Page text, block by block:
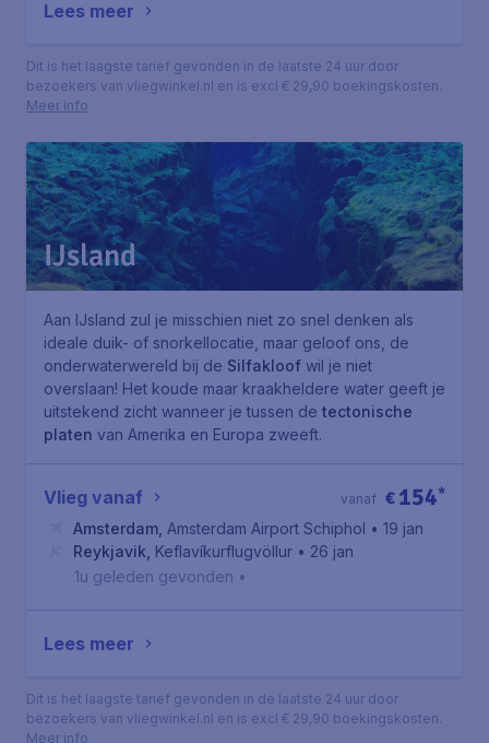
Lees meer
Dit is het laagste tarief gevonden in de laatste 24 uur door
bezoekers van vliegwinkel.nl en is excl € 29,90 boekingskosten.
Meer info
IJsland
Aan IJsland zul je misschien niet zo snel denken als
ideale duik- of snorkellocatie, maar geloof ons, de
onderwaterwereld bij de Silfakloof wil je niet
overslaan! Het koude maar kraakheldere water geeft je
uitstekend zicht wanneer je tussen de tectonische
platen van Amerika en Europa zweeft.
Vlieg vanaf € 154*
vanaf
Amsterdam Amsterdam Airport Schiphol • 19 jan
Reykjavik Keflavíkurflugvöllur • 26 jan
1u geleden gevonden •
Lees meer
Dit is het laagste tarief gevonden in de laatste 24 uur door
bezoekers van vliegwinkel.nl en is excl € 29,90 boekingskosten.
Meer info